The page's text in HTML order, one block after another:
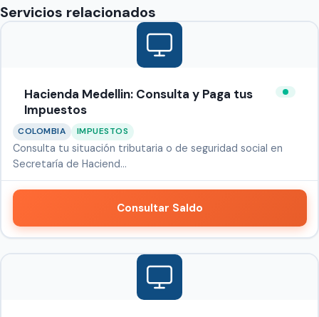
Servicios relacionados
Hacienda Medellin: Consulta y Paga tus
Impuestos
COLOMBIA IMPUESTOS
Consulta tu situación tributaria o de seguridad social en
Secretaría de Haciend…
Consultar Saldo